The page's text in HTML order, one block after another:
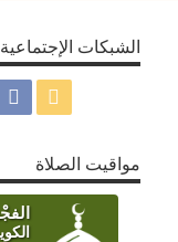
الشبكات الإجتماعية
مواقيت الصلاة